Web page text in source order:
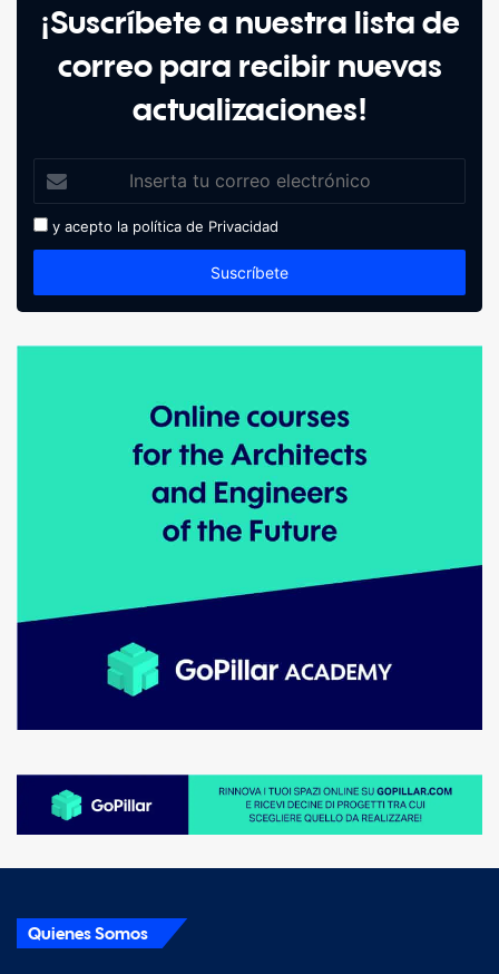
¡Suscríbete a nuestra lista de
correo para recibir nuevas
actualizaciones!
y acepto la política de Privacidad
Quienes Somos